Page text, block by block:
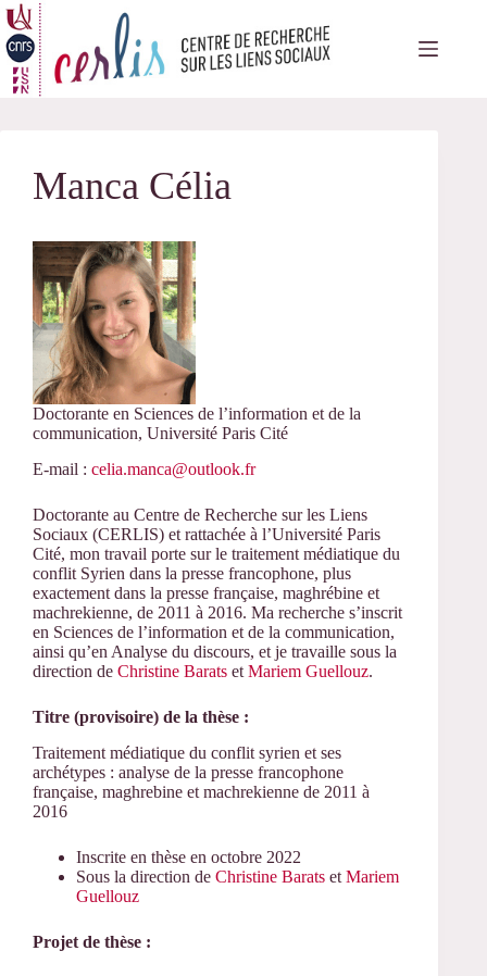
Passer
au
contenu
Manca Célia
Doctorante en Sciences de l’information et de la
communication, Université Paris Cité
E-mail : celia.manca@outlook.fr
Doctorante au Centre de Recherche sur les Liens
Sociaux (CERLIS) et rattachée à l’Université Paris
Cité, mon travail porte sur le traitement médiatique du
conflit Syrien dans la presse francophone, plus
exactement dans la presse française, maghrébine et
machrekienne, de 2011 à 2016. Ma recherche s’inscrit
en Sciences de l’information et de la communication,
ainsi qu’en Analyse du discours, et je travaille sous la
direction de Christine Barats et Mariem Guellouz.
Titre (provisoire) de la thèse :
Traitement médiatique du conflit syrien et ses
archétypes : analyse de la presse francophone
française, maghrebine et machrekienne de 2011 à
2016
Inscrite en thèse en octobre 2022
Sous la direction de Christine Barats et Mariem
Guellouz
Projet de thèse :